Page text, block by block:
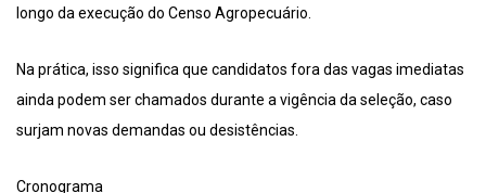
longo da execução do Censo Agropecuário.
Na prática, isso significa que candidatos fora das vagas imediatas
ainda podem ser chamados durante a vigência da seleção, caso
surjam novas demandas ou desistências.
Cronograma